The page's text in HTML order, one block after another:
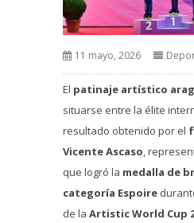
11 mayo, 2026
El patinaje artístico
situarse entre la élite
resultado obtenido por el
Vicente Ascaso,
que logró la medalla de
categoría Espoire
de la Artistic World Cup